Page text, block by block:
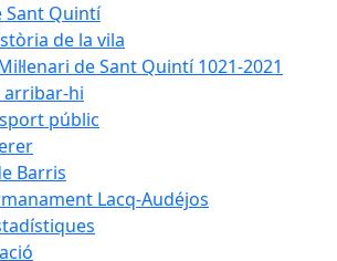
Sant Quintí
de la vila
de Sant Quintí 1021-2021
arribar-hi
públic
Barris
Lacq-Audéjos